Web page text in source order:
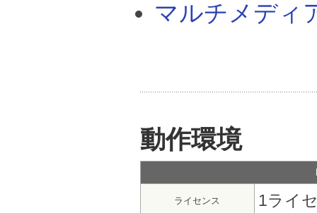
マルチメディ
動作環境
ライセンス 1ライ